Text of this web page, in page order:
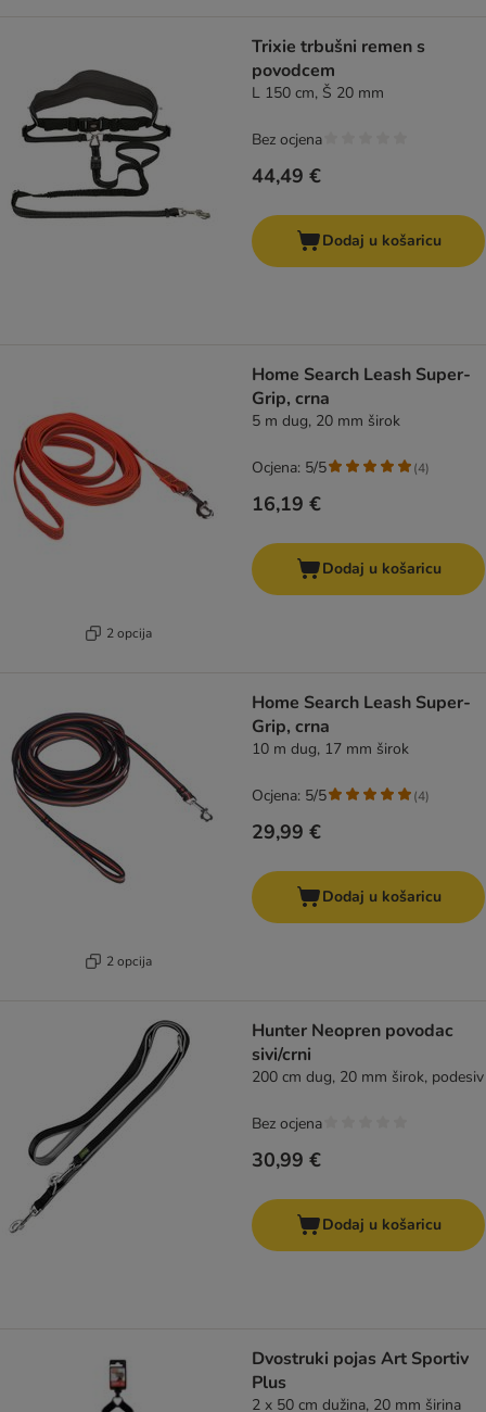
Trixie trbušni remen s
povodcem
L 150 cm, Š 20 mm
44,49 €
Bez ocjena
Dodaj u košaricu
2 opcija
Home Search Leash Super-
Grip, crna
5 m dug, 20 mm širok
16,19 €
Ocjena: 5/5 (4)
Dodaj u košaricu
2 opcija
Home Search Leash Super-
Grip, crna
10 m dug, 17 mm širok
29,99 €
Ocjena: 5/5 (4)
Dodaj u košaricu
Hunter Neopren povodac
sivi/crni
200 cm dug, 20 mm širok, podesiv
30,99 €
Bez ocjena
Dodaj u košaricu
Dvostruki pojas Art Sportiv
Plus
2 x 50 cm dužina, 20 mm širina